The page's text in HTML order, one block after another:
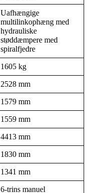
Uafhængige
multilinkophæng med
hydrauliske
støddæmpere med
spiralfjedre
1605 kg
2528 mm
1579 mm
1559 mm
4413 mm
1830 mm
1341 mm
6-trins manuel